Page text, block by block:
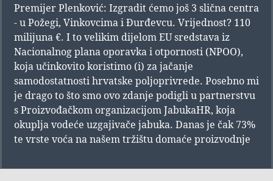
Premijer Plenković: Izgradit ćemo još 3 slična centra
- u Požegi, Vinkovcima i Đurđevcu. Vrijednost? 110
milijuna €. I to velikim dijelom EU sredstava iz
Nacionalnog plana oporavka i otpornosti (NPOO),
koja učinkovito koristimo (i) za jačanje
samodostatnosti hrvatske poljoprivrede. Posebno mi
je drago to što smo ovo zdanje podigli u partnerstvu
s Proizvođačkom organizacijom JabukaHR, koja
okuplja vodeće uzgajivače jabuka. Danas je čak 73%
te vrste voća na našem tržištu domaće proizvodnje